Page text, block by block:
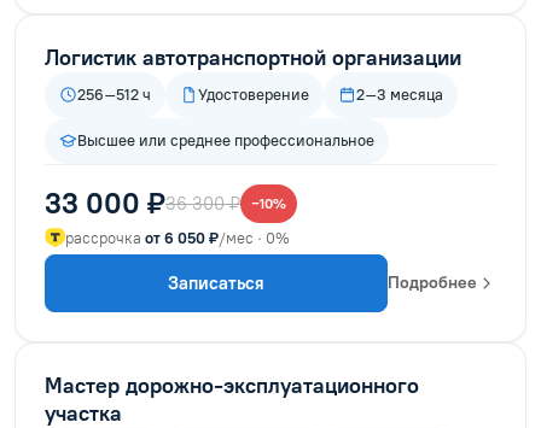
Логистик автотранспортной организации
256–512 ч Удостоверение 2–3 месяца
Высшее или среднее профессиональное
33 000 ₽36 300 ₽ −10%
рассрочка от 6 050 ₽/мес · 0%
Записаться Подробнее
Мастер дорожно-эксплуатационного
участка